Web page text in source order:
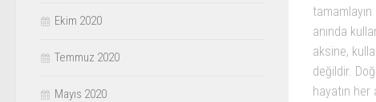
anında
aksine,
değildir.
hayatın her
Ekim 2020
Temmuz 2020
Mayıs 2020